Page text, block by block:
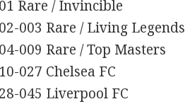
Rare / Invincible
003 Rare / Living Legends
009 Rare / Top Masters
027 Chelsea FC
045 Liverpool FC